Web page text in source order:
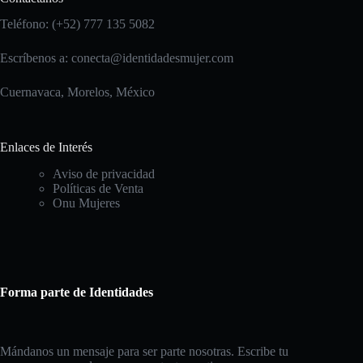
Teléfono: (+52) 777 135 5082
Escríbenos a: conecta@identidadesmujer.com
Cuernavaca, Morelos, México
Enlaces de Interés
Aviso de privacidad
Políticas de Venta
Onu Mujeres
Forma parte de Identidades
Mándanos un mensaje para ser parte nosotras. Escribe tu